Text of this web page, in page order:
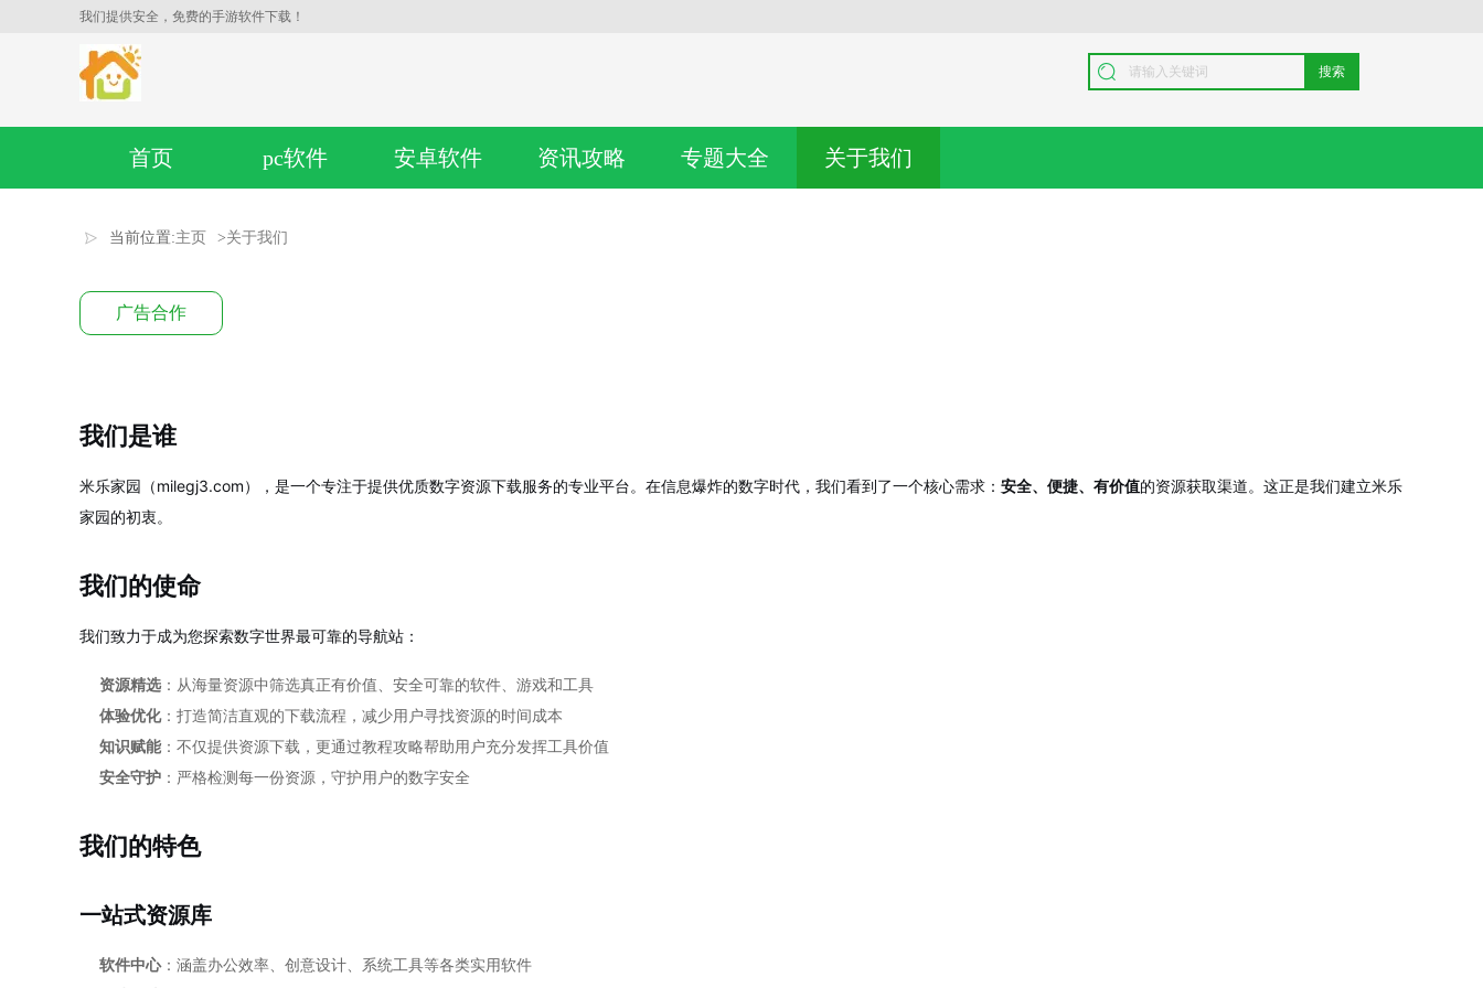
我们提供安全，免费的手游软件下载！
搜索
首页 pc软件 安卓软件 资讯攻略 专题大全 关于我们
当前位置:主页 >关于我们
广告合作
我们是谁
米乐家园（milegj3.com），是一个专注于提供优质数字资源下载服务的专业平台。在信息爆炸的数字时代，我们看到了一个核心需求： 安全、便捷、有价值的资源获取渠道。这正是我们建立米乐
家园的初衷。
我们的使命
我们致力于成为您探索数字世界最可靠的导航站：
资源精选 ：从海量资源中筛选真正有价值、安全可靠的软件、游戏和工具
体验优化：打造简洁直观的下载流程，减少用户寻找资源的时间成本
知识赋能：不仅提供资源下载，更通过教程攻略帮助用户充分发挥工具价值
安全守护 ：严格检测每一份资源，守护用户的数字安全
我们的特色
一站式资源库
软件中心：涵盖办公效率、创意设计、系统工具等各类实用软件